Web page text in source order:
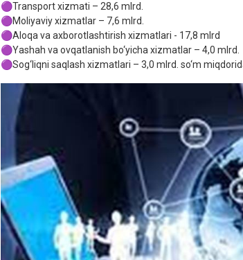
🟣Transport xizmati – 28,6 mlrd.
🟣Moliyaviy xizmatlar – 7,6 mlrd.
🟣Aloqa va axborotlashtirish xizmatlari - 17,8 mlrd
🟣Yashah va ovqatlanish bo‘yicha xizmatlar – 4,0 mlrd.
🟣Sog‘liqni saqlash xizmatlari – 3,0 mlrd. so‘m